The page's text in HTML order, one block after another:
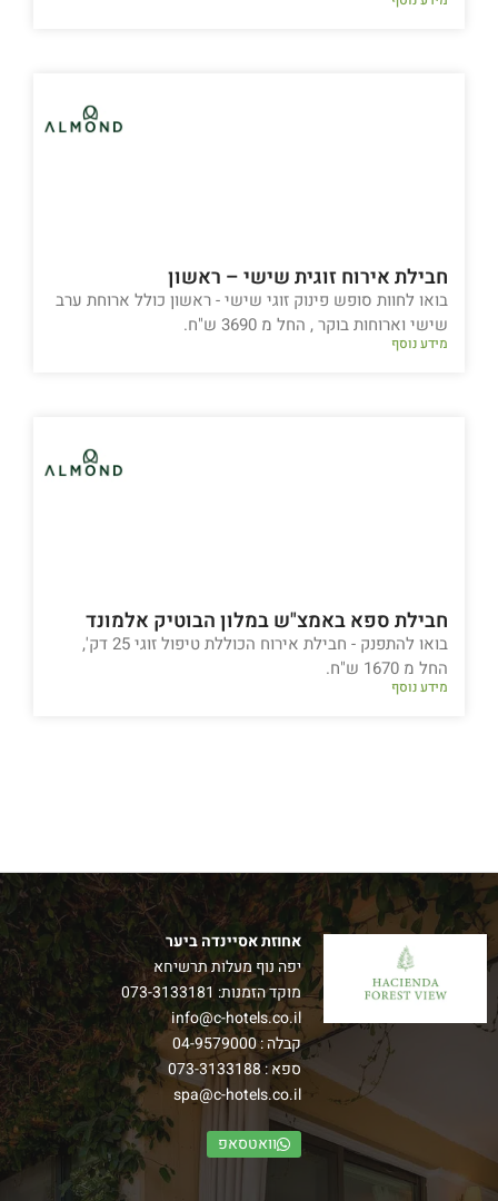
חבילת אירוח זוגית שישי – ראשון
בואו לחוות סופש פינוק זוגי שישי - ראשון כולל ארוחת ערב
שישי וארוחות בוקר , החל מ 3690 ש"ח.
מידע נוסף
חבילת ספא באמצ"ש במלון הבוטיק אלמונד
בואו להתפנק - חבילת אירוח הכוללת טיפול זוגי 25 דק',
החל מ 1670 ש"ח.
מידע נוסף
אחוזת אסיינדה ביער
יפה נוף מעלות תרשיחא
מוקד הזמנות: 073-3133181
info@c-hotels.co.il
קבלה :04-9579000
ספא :073-3133188
spa@c-hotels.co.il
וואטסאפ